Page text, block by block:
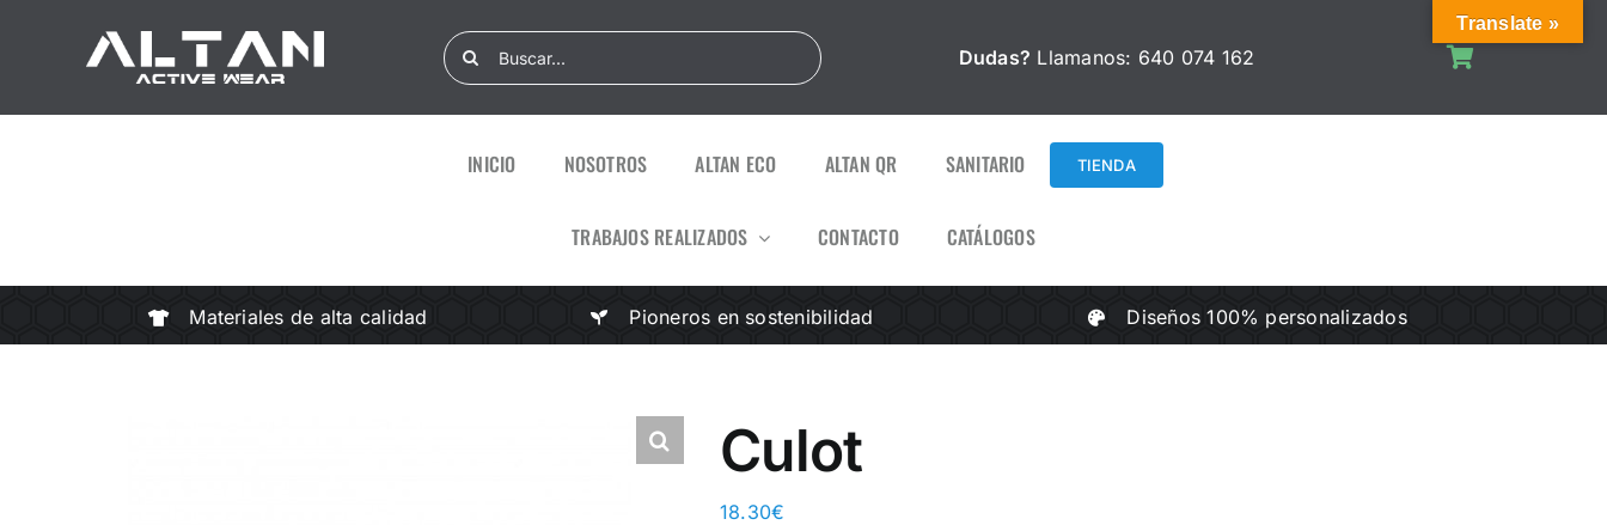
Search
for:
Dudas? Llamanos: 640 074 162
INICIO NOSOTROS ALTAN ECO ALTAN QR SANITARIO TIENDA
TRABAJOS REALIZADOS CONTACTO CATÁLOGOS
Materiales de alta calidad Pioneros en sostenibilidad Diseños 100% personalizados
Culot
18.30€
Translate »